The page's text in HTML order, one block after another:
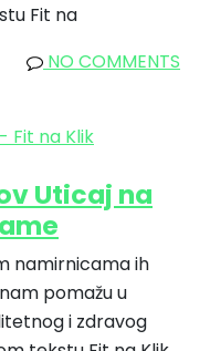
Fit na
NO COMMENTS
Uticaj na
namirnicama ih
pomažu u
i zdravog